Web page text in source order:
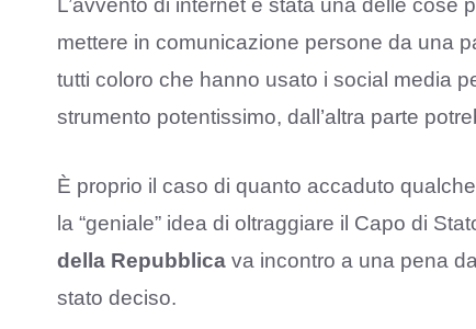
L’avvento di internet è stata una delle cose
mettere in comunicazione persone da una
tutti coloro che hanno usato i social media
strumento potentissimo, dall’altra parte
È proprio il caso di quanto accaduto
la “geniale” idea di oltraggiare il Capo di
della Repubblica va incontro a una pena
stato deciso.